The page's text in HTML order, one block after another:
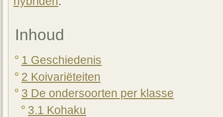
Inhoud
1 Geschiedenis
2 Koivariëteiten
3 De ondersoorten per klasse
3.1 Kohaku